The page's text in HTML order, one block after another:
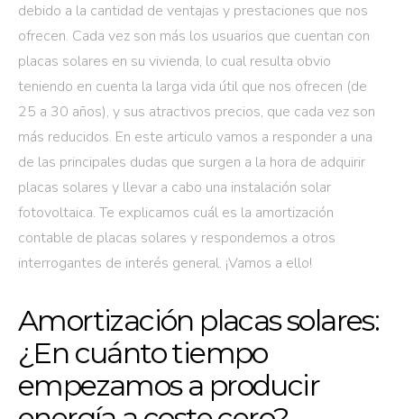
debido a la cantidad de ventajas y prestaciones que nos
ofrecen. Cada vez son más los usuarios que cuentan con
placas solares en su vivienda, lo cual resulta obvio
teniendo en cuenta la larga vida útil que nos ofrecen (de
25 a 30 años), y sus atractivos precios, que cada vez son
más reducidos. En este articulo vamos a responder a una
de las principales dudas que surgen a la hora de adquirir
placas solares y llevar a cabo una instalación solar
fotovoltaica. Te explicamos cuál es la amortización
contable de placas solares y respondemos a otros
interrogantes de interés general. ¡Vamos a ello!
Amortización placas solares:
¿En cuánto tiempo
empezamos a producir